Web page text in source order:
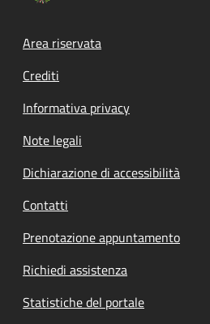
Footer menu
Area riservata
Crediti
Informativa privacy
Note legali
Dichiarazione di accessibilità
Contatti
Prenotazione appuntamento
Richiedi assistenza
Statistiche del portale